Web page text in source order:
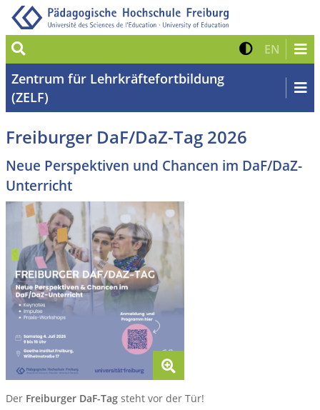
Suche Kontrast
EN Zur
Zentrum für Lehrkräftefortbildung
(ZELF)
Freiburger DaF/DaZ-Tag 2026
Neue Perspektiven und Chancen im DaF/DaZ-
Unterricht
Der Freiburger DaF-Tag steht vor der Tür!